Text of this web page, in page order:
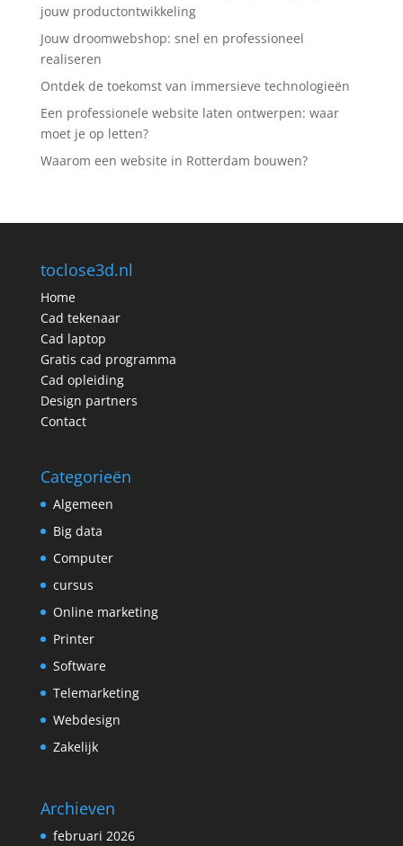
jouw productontwikkeling
Jouw droomwebshop: snel en professioneel
realiseren
Ontdek de toekomst van immersieve technologieën
Een professionele website laten ontwerpen: waar
moet je op letten?
Waarom een website in Rotterdam bouwen?
toclose3d.nl
Home
Cad tekenaar
Cad laptop
Gratis cad programma
Cad opleiding
Design partners
Contact
Categorieën
Algemeen
Big data
Computer
cursus
Online marketing
Printer
Software
Telemarketing
Webdesign
Zakelijk
Archieven
februari 2026